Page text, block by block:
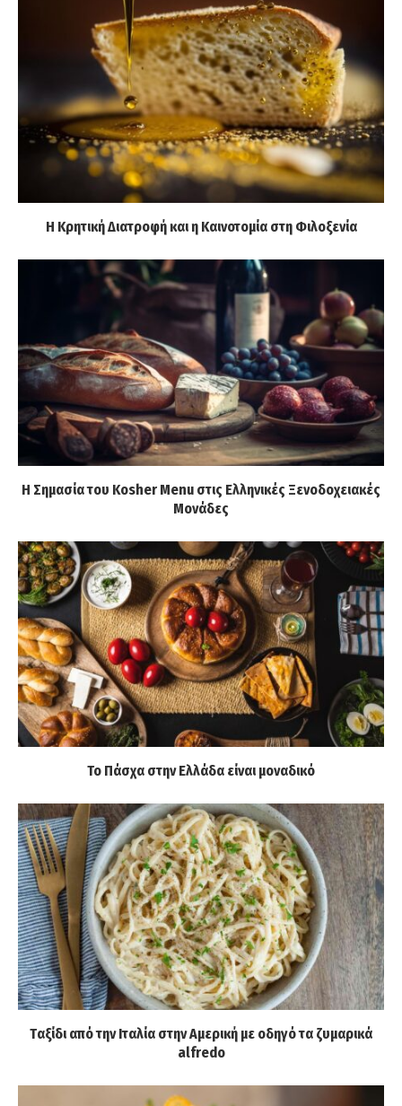
Η Κρητική Διατροφή και η Καινοτομία στη Φιλοξενία
Η Σημασία του Kosher Menu στις Ελληνικές Ξενοδοχειακές
Μονάδες
Το Πάσχα στην Ελλάδα είναι μοναδικό
Tαξίδι από την Ιταλία στην Αμερική με οδηγό τα ζυμαρικά
alfredo